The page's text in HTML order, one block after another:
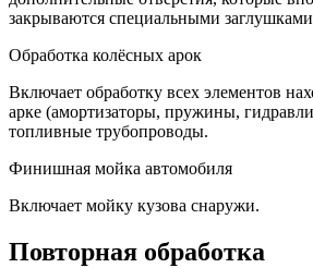
закрываются специальными
Обработка колёсных арок
Включает обработку всех элементов
арке (амортизаторы, пружины,
топливные трубопроводы.
Финишная мойка автомобиля
Включает мойку кузова снаружи.
Повторная обработка